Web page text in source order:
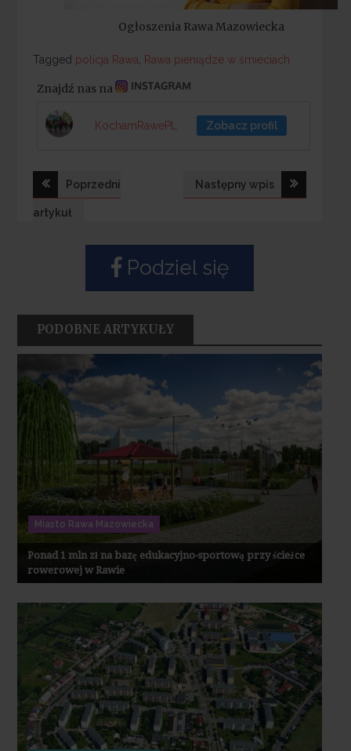
Ogłoszenia Rawa Mazowiecka
Tagged
Tagged policja Rawa Rawa pieniądze w śmieciach
Znajdź nas na
KochamRawePL Zobacz profil
Nawigacja
wpisu
Poprzedni
artykuł
Następny wpis
Podziel się
PODOBNE ARTYKUŁY
Miasto Rawa Mazowiecka
Ponad 1 mln zł na bazę edukacyjno-sportową przy ścieżce
rowerowej w Rawie